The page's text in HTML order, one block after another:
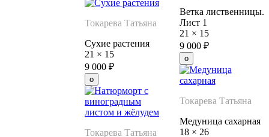
Токарева Татьяна
Сухие растения
21 × 15
9 000 ₽
Токарева Татьяна
Ветка лиственницы.
Лист 1
21 × 15
9 000 ₽
Токарева Татьяна
Медуница сахарная
18× 26